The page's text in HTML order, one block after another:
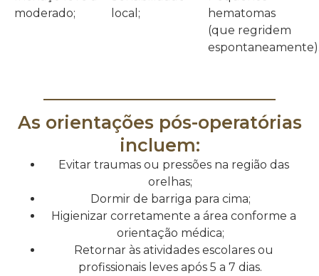
moderado;
local;
hematomas
(que regridem
As orientações pós-operatórias
incluem:
Evitar traumas ou pressões na região das
orelhas;
Dormir de barriga para cima;
Higienizar corretamente a área conforme a
orientação médica;
Retornar às atividades escolares ou
profissionais leves após 5 a 7 dias.